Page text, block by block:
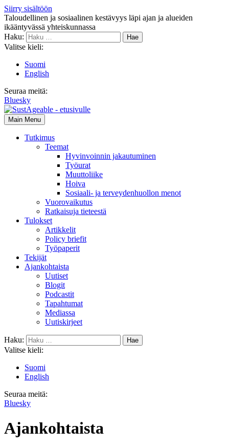
Siirry sisältöön
Taloudellinen ja sosiaalinen kestävyys läpi ajan ja alueiden
ikääntyvässä yhteiskunnassa
Haku:
Valitse kieli:
Suomi
English
Seuraa meitä:
Bluesky
Main Menu
Tutkimus
Teemat
Hyvinvoin­nin jakautuminen
Työurat
Muutto­liike
Hoiva
Sosiaali- ja terveyden­huollon menot
Vuorovaikutus
Ratkaisuja tieteestä
Tulokset
Artikkelit
Policy briefit
Työpaperit
Tekijät
Ajankohtaista
Uutiset
Blogit
Podcastit
Tapahtumat
Mediassa
Uutiskirjeet
Haku:
Valitse kieli:
Suomi
English
Seuraa meitä:
Bluesky
Ajankohtaista